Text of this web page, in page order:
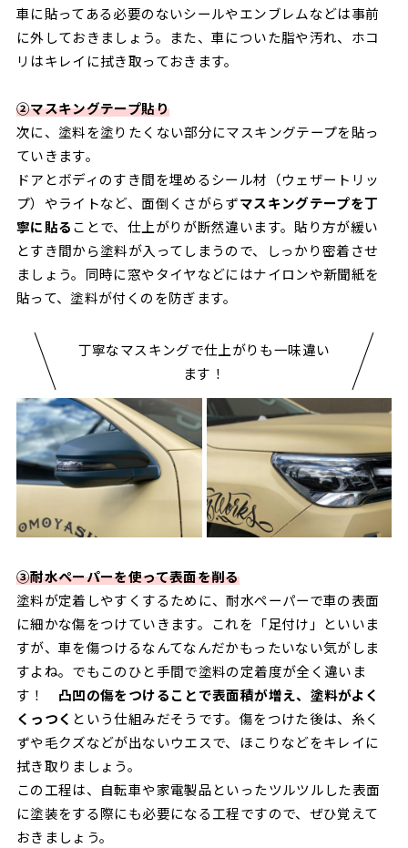
車に貼ってある必要のないシールやエンブレムなどは事前
に外しておきましょう。また、車についた脂や汚れ、ホコ
リはキレイに拭き取っておきます。
➁マスキングテープ貼り
次に、塗料を塗りたくない部分にマスキングテープを貼っ
ていきます。
ドアとボディのすき間を埋めるシール材（ウェザートリッ
プ）やライトなど、面倒くさがらずマスキングテープを丁
寧に貼ることで、仕上がりが断然違います。貼り方が緩い
とすき間から塗料が入ってしまうので、しっかり密着させ
ましょう。同時に窓やタイヤなどにはナイロンや新聞紙を
貼って、塗料が付くのを防ぎます。
丁寧なマスキングで仕上がりも一味違い
ます！
➂耐水ペーパーを使って表面を削る
塗料が定着しやすくするために、耐水ペーパーで車の表面
に細かな傷をつけていきます。これを「足付け」といいま
すが、車を傷つけるなんてなんだかもったいない気がしま
すよね。でもこのひと手間で塗料の定着度が全く違いま
す！ 凸凹の傷をつけることで表面積が増え、塗料がよく
くっつく という仕組みだそうです。傷をつけた後は、糸く
ずや毛クズなどが出ないウエスで、ほこりなどをキレイに
拭き取りましょう。
この工程は、自転車や家電製品といったツルツルした表面
に塗装をする際にも必要になる工程ですので、ぜひ覚えて
おきましょう。